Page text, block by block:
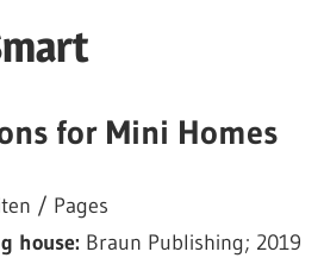
for Mini Homes
/ Pages
house: Braun Publishing; 2019